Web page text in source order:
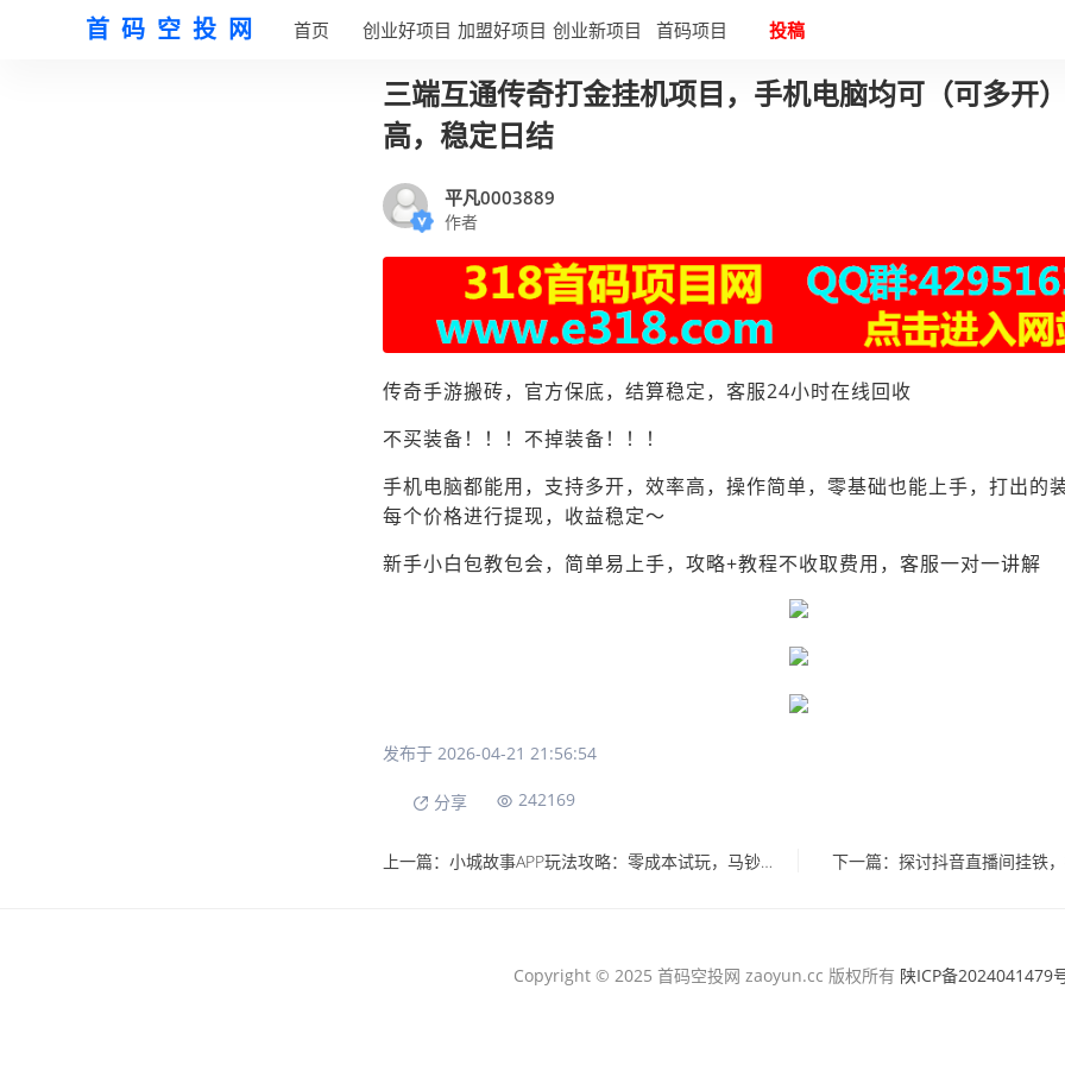
首码空投网 首页 创业好项目 加盟好项目 创业新项目 首码项目 投稿
三端互通传奇打金挂机项目，手机电脑均可（可多开
高，稳定日结
平凡0003889
作者
传奇手游搬砖，官方保底，结算稳定，客服24小时在线回收
不买装备！！！不掉装备！！！
手机电脑都能用，支持多开，效率高，操作简单，零基础也能上手，打出的
每个价格进行提现，收益稳定～
新手小白包教包会，简单易上手，攻略+教程不收取费用，客服一对一讲解
发布于 2026-04-21 21:56:54
分享 242169
上一篇：小城故事APP玩法攻略：零成本试玩，马钞轻松赚，碎片时间也能稳定收益 下一篇：探讨抖音直播间挂铁
Copyright © 2025 首码空投网 zaoyun.cc 版权所有 陕ICP备2024041479